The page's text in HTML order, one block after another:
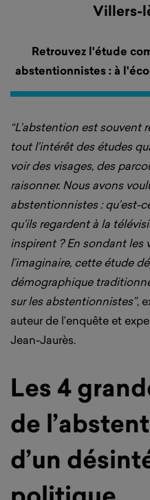
Villers-
Retrouvez l'étude
abstentionnistes : à
“L’abstention est souvent
tout l’intérêt des études
voir des visages, des
raisonner. Nous avons
abstentionnistes : qu’est-
qu’ils regardent à la
inspirent ? En sondant les
l’imaginaire, cette étude
démographique
sur les abstentionnistes”,
auteur de l’enquête et
Jean-Jaurès.
Les 4
de
d’un